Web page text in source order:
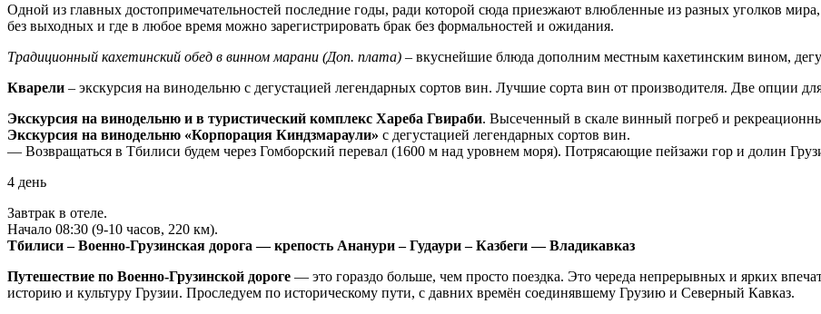
Одной из главных достопримечательностей последние годы, ради которой сюда приезжают влюбленные из разных уголков мира,
без выходных и где в любое время можно зарегистрировать брак без формальностей и ожидания.
Традиционный кахетинский обед в винном марани (Доп. плата) – вкуснейшие блюда дополним местным кахетинским вином,
Кварели – экскурсия на винодельню с дегустацией легендарных сортов вин. Лучшие сорта вин от производителя. Две опции
Экскурсия на винодельню и в туристический комплекс Хареба Гвираби. Высеченный в скале винный погреб и
Экскурсия на винодельню «Корпорация Киндзмараули» с дегустацией легендарных сортов вин.
— Возвращаться в Тбилиси будем через Гомборский перевал (1600 м над уровнем моря). Потрясающие пейзажи гор и долин
4 день
Завтрак в отеле.
Начало 08:30 (9-10 часов, 220 км).
Тбилиси – Военно-Грузинская дорога — крепость Ананури – Гудаури – Казбеги — Владикавказ
Путешествие по Военно-Грузинской дороге — это гораздо больше, чем просто поездка. Это череда непрерывных и ярких
историю и культуру Грузии. Проследуем по историческому пути, с давних времён соединявшему Грузию и Северный Кавказ.